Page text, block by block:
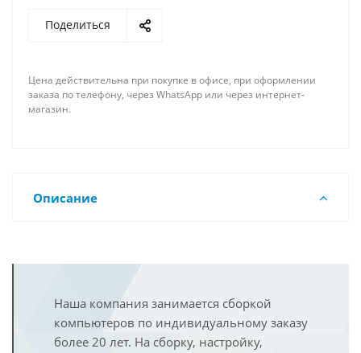
Поделиться
Цена действительна при покупке в офисе, при оформлении
заказа по телефону, через WhatsApp или через интернет-
магазин.
Описание
Наша компания занимается сборкой
компьютеров по индивидуальному заказу
более 20 лет. На сборку, настройку,